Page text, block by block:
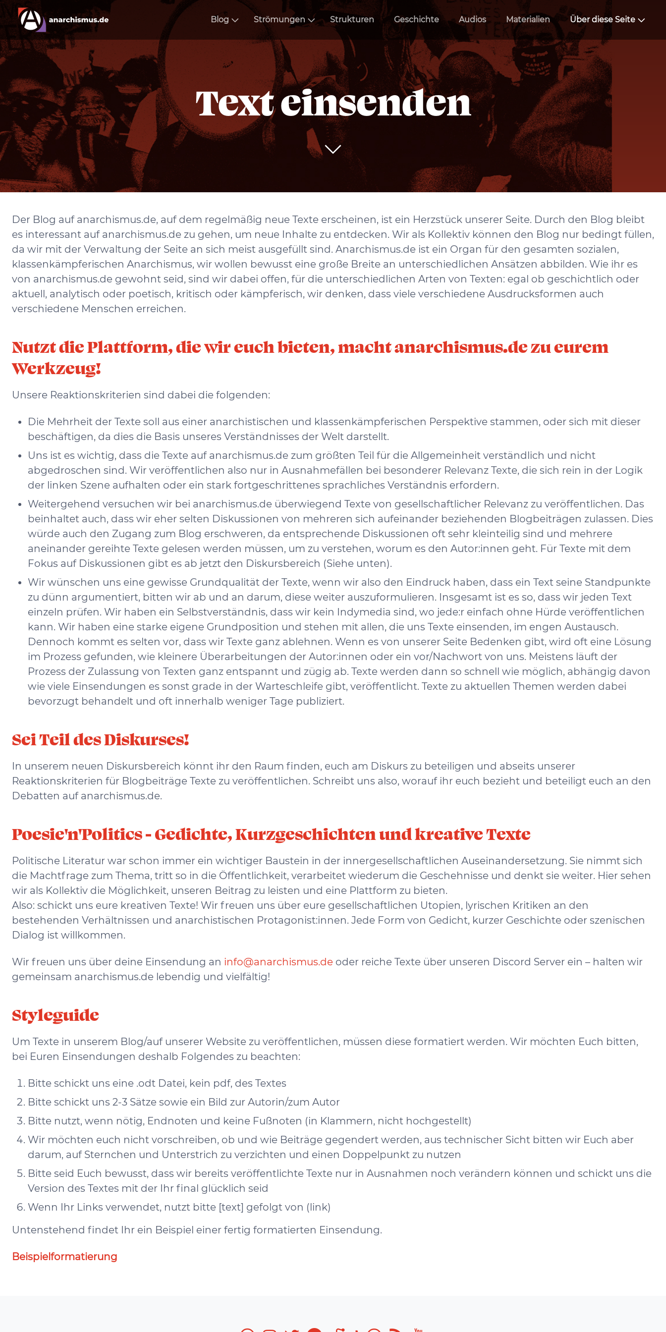
Blog Strömungen Strukturen Geschichte Audios Materialien Über diese Seite
Text einsenden
Der Blog auf anarchismus.de, auf dem regelmäßig neue Texte erscheinen, ist ein Herzstück unserer Seite. Durch den Blog bleibt
es interessant auf anarchismus.de zu gehen, um neue Inhalte zu entdecken. Wir als Kollektiv können den Blog nur bedingt füllen,
da wir mit der Verwaltung der Seite an sich meist ausgefüllt sind. Anarchismus.de ist ein Organ für den gesamten sozialen,
klassenkämpferischen Anarchismus, wir wollen bewusst eine große Breite an unterschiedlichen Ansätzen abbilden. Wie ihr es
von anarchismus.de gewohnt seid, sind wir dabei offen, für die unterschiedlichen Arten von Texten: egal ob geschichtlich oder
aktuell, analytisch oder poetisch, kritisch oder kämpferisch, wir denken, dass viele verschiedene Ausdrucksformen auch
verschiedene Menschen erreichen.
Nutzt die Plattform, die wir euch bieten, macht anarchismus.de zu eurem
Werkzeug!
Unsere Reaktionskriterien sind dabei die folgenden:
Die Mehrheit der Texte soll aus einer anarchistischen und klassenkämpferischen Perspektive stammen, oder sich mit dieser
beschäftigen, da dies die Basis unseres Verständnisses der Welt darstellt.
Uns ist es wichtig, dass die Texte auf anarchismus.de zum größten Teil für die Allgemeinheit verständlich und nicht
abgedroschen sind. Wir veröffentlichen also nur in Ausnahmefällen bei besonderer Relevanz Texte, die sich rein in der Logik
der linken Szene aufhalten oder ein stark fortgeschrittenes sprachliches Verständnis erfordern.
Weitergehend versuchen wir bei anarchismus.de überwiegend Texte von gesellschaftlicher Relevanz zu veröffentlichen. Das
beinhaltet auch, dass wir eher selten Diskussionen von mehreren sich aufeinander beziehenden Blogbeiträgen zulassen. Dies
würde auch den Zugang zum Blog erschweren, da entsprechende Diskussionen oft sehr kleinteilig sind und mehrere
aneinander gereihte Texte gelesen werden müssen, um zu verstehen, worum es den Autor:innen geht. Für Texte mit dem
Fokus auf Diskussionen gibt es ab jetzt den Diskursbereich (Siehe unten).
Wir wünschen uns eine gewisse Grundqualität der Texte, wenn wir also den Eindruck haben, dass ein Text seine Standpunkte
zu dünn argumentiert, bitten wir ab und an darum, diese weiter auszuformulieren. Insgesamt ist es so, dass wir jeden Text
einzeln prüfen. Wir haben ein Selbstverständnis, dass wir kein Indymedia sind, wo jede:r einfach ohne Hürde veröffentlichen
kann. Wir haben eine starke eigene Grundposition und stehen mit allen, die uns Texte einsenden, im engen Austausch.
Dennoch kommt es selten vor, dass wir Texte ganz ablehnen. Wenn es von unserer Seite Bedenken gibt, wird oft eine Lösung
im Prozess gefunden, wie kleinere Überarbeitungen der Autor:innen oder ein vor/Nachwort von uns. Meistens läuft der
Prozess der Zulassung von Texten ganz entspannt und zügig ab. Texte werden dann so schnell wie möglich, abhängig davon
wie viele Einsendungen es sonst grade in der Warteschleife gibt, veröffentlicht. Texte zu aktuellen Themen werden dabei
bevorzugt behandelt und oft innerhalb weniger Tage publiziert.
Sei Teil des Diskurses!
In unserem neuen Diskursbereich könnt ihr den Raum finden, euch am Diskurs zu beteiligen und abseits unserer
Reaktionskriterien für Blogbeiträge Texte zu veröffentlichen. Schreibt uns also, worauf ihr euch bezieht und beteiligt euch an den
Debatten auf anarchismus.de.
Poesie'n'Politics - Gedichte, Kurzgeschichten und kreative Texte
Politische Literatur war schon immer ein wichtiger Baustein in der innergesellschaftlichen Auseinandersetzung. Sie nimmt sich
die Machtfrage zum Thema, tritt so in die Öffentlichkeit, verarbeitet wiederum die Geschehnisse und denkt sie weiter. Hier sehen
wir als Kollektiv die Möglichkeit, unseren Beitrag zu leisten und eine Plattform zu bieten.
Also: schickt uns eure kreativen Texte! Wir freuen uns über eure gesellschaftlichen Utopien, lyrischen Kritiken an den
bestehenden Verhältnissen und anarchistischen Protagonist:innen. Jede Form von Gedicht, kurzer Geschichte oder szenischen
Dialog ist willkommen.
Wir freuen uns über deine Einsendung an info@anarchismus.de oder reiche Texte über unseren Discord Server ein – halten wir
gemeinsam anarchismus.de lebendig und vielfältig!
Styleguide
Um Texte in unserem Blog/auf unserer Website zu veröffentlichen, müssen diese formatiert werden. Wir möchten Euch bitten,
bei Euren Einsendungen deshalb Folgendes zu beachten:
Bitte schickt uns eine .odt Datei, kein pdf, des Textes
Bitte schickt uns 2-3 Sätze sowie ein Bild zur Autorin/zum Autor
Bitte nutzt, wenn nötig, Endnoten und keine Fußnoten (in Klammern, nicht hochgestellt)
Wir möchten euch nicht vorschreiben, ob und wie Beiträge gegendert werden, aus technischer Sicht bitten wir Euch aber
darum, auf Sternchen und Unterstrich zu verzichten und einen Doppelpunkt zu nutzen
Bitte seid Euch bewusst, dass wir bereits veröffentlichte Texte nur in Ausnahmen noch verändern können und schickt uns die
Version des Textes mit der Ihr final glücklich seid
Wenn Ihr Links verwendet, nutzt bitte [text] gefolgt von (link)
Untenstehend findet Ihr ein Beispiel einer fertig formatierten Einsendung.
Beispielformatierung